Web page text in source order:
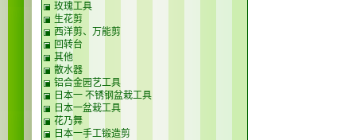
玫瑰工具
生花剪
西洋剪、万能剪
回转台
其他
散水器
铝合金园艺工具
日本一 不锈钢盆栽工具
日本一盆栽工具
花乃舞
日本一手工锻造剪